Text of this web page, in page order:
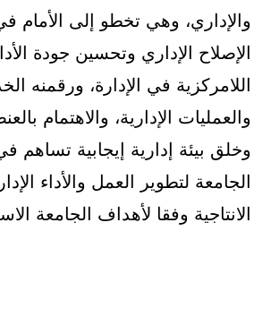
والإداري، وهي تخطو إلى الأمام
الإصلاح الإداري وتحسين جودة
اللامركزية في الإدارة، ورقمنه
والعمليات الإدارية، والاهتمام
وخلق بيئة إدارية إيجابية تساهم
الجامعة لتطوير العمل والأداء
الانتاجية وفقا لأهداف الجامعة